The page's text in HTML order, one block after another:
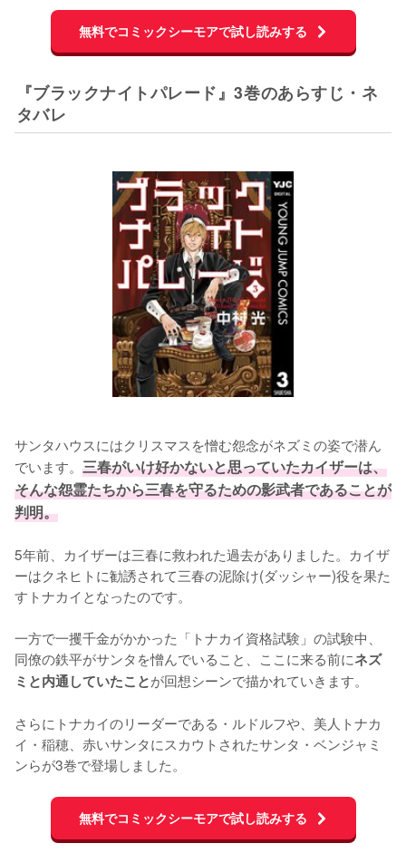
無料でコミックシーモアで試し読みする
『ブラックナイトパレード』3巻のあらすじ・ネ
タバレ
サンタハウスにはクリスマスを憎む怨念がネズミの姿で潜ん
でいます。 三春がいけ好かないと思っていたカイザーは、
そんな怨霊たちから三春を守るための影武者であることが
判明。
5年前、カイザーは三春に救われた過去がありました。カイザ
ーはクネヒトに勧誘されて三春の泥除け(ダッシャー)役を果た
すトナカイとなったのです。
一方で一攫千金がかかった「トナカイ資格試験」の試験中、
同僚の鉄平がサンタを憎んでいること、ここに来る前にネズ
ミと内通していたことが回想シーンで描かれていきます。
さらにトナカイのリーダーである・ルドルフや、美人トナカ
イ・稲穂、赤いサンタにスカウトされたサンタ・ベンジャミ
ンらが3巻で登場しました。
無料でコミックシーモアで試し読みする